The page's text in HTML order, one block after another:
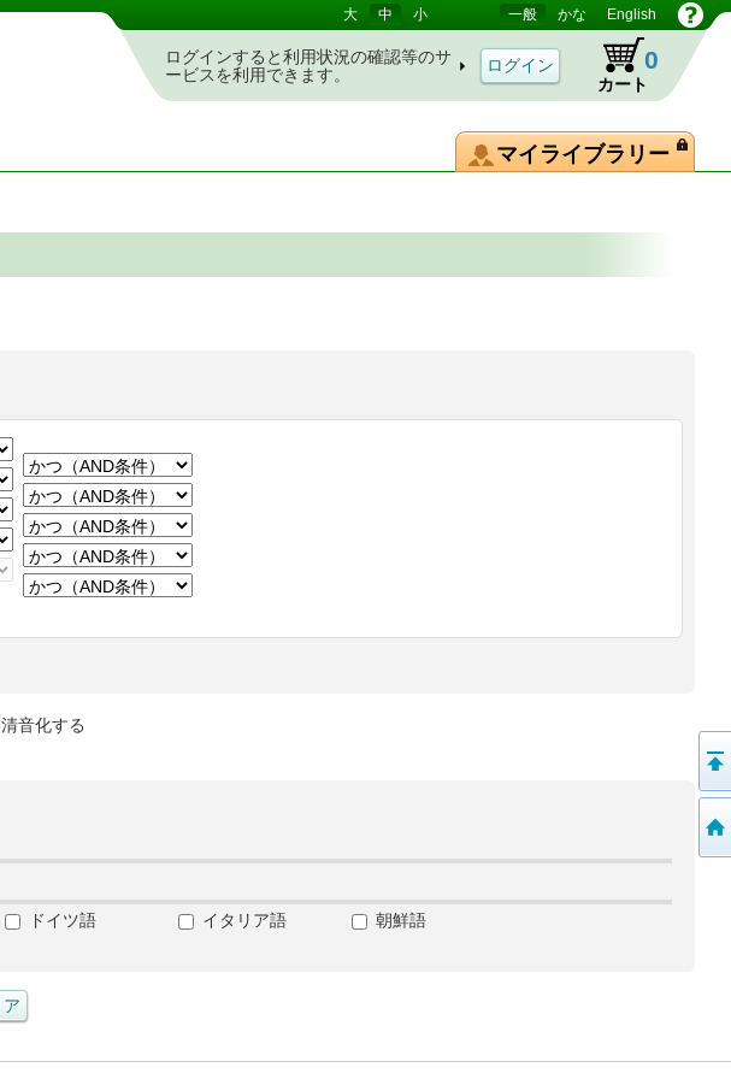
大 中 小 一般 かな English
ログインすると利用状況の確認等のサ
ービスを利用できます。
カート
0
マイライブラリー
清音化する
ドイツ語 イタリア語
朝鮮語